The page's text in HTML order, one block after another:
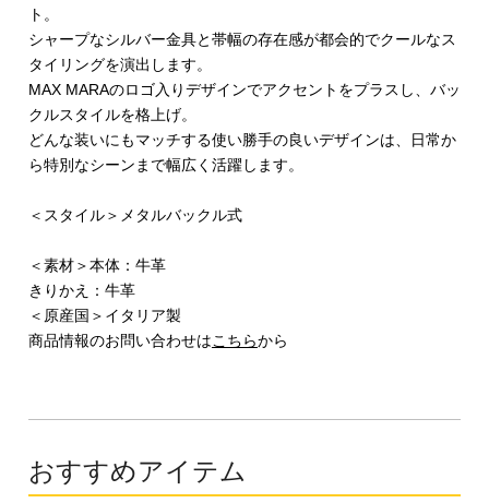
ト。
シャープなシルバー金具と帯幅の存在感が都会的でクールなス
タイリングを演出します。
MAX MARAのロゴ入りデザインでアクセントをプラスし、バッ
クルスタイルを格上げ。
どんな装いにもマッチする使い勝手の良いデザインは、日常か
ら特別なシーンまで幅広く活躍します。
＜スタイル＞メタルバックル式
＜素材＞本体：牛革
きりかえ：牛革
＜原産国＞イタリア製
商品情報のお問い合わせはこちらから
おすすめアイテム